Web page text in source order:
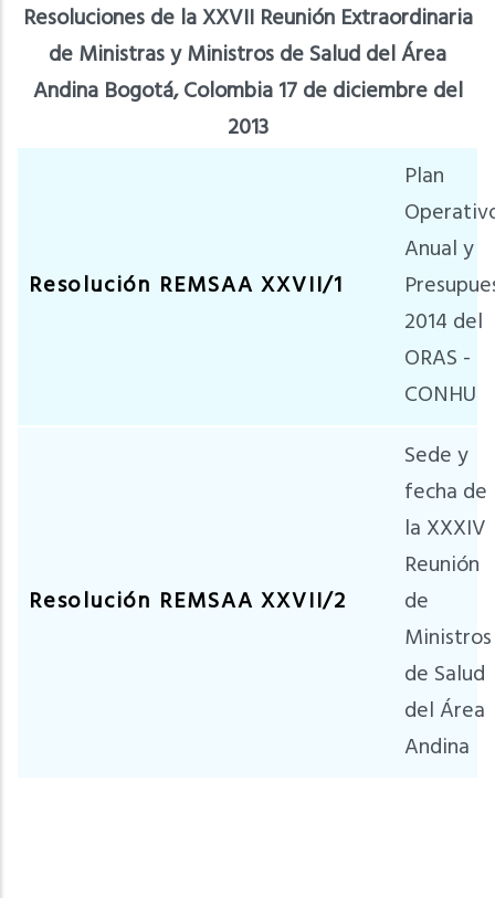
Resoluciones de la XXVII Reunión Extraordinaria
de Ministras y Ministros de Salud del Área
Andina Bogotá, Colombia 17 de diciembre del
2013
Resolución REMSAA XXVII/1
Plan
Anual y
2014 del
ORAS -
CONHU
Resolución REMSAA XXVII/2
Sede y
fecha de
la XXXIV
Reunión
de
Ministros
de Salud
del Área
Andina